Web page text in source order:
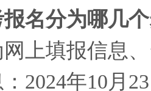
名分为哪几
上填报信息
2024年10月